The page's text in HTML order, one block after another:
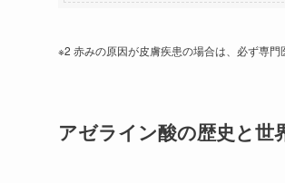
※2 赤みの原因が皮膚疾患の場合は、必ず専門
アゼライン酸の歴史と世